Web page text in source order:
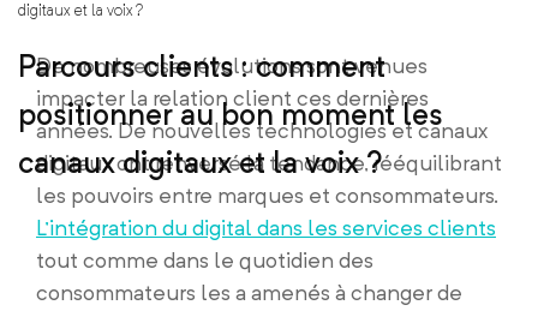
digitaux et la voix ?
Parcours clients : comment
positionner au bon moment les
canaux digitaux et la voix ?
De nombreuses évolutions sont venues
impacter la relation client ces dernières
années. De nouvelles technologies et canaux
digitaux ont renversé la tendance, rééquilibrant
les pouvoirs entre marques et consommateurs.
L’intégration du digital dans les services clients
tout comme dans le quotidien des
consommateurs les a amenés à changer de